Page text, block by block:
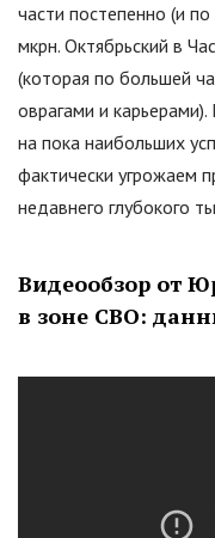
части постепенно (и
мкрн. Октябрьский в
(которая по большей
оврагами и
на пока наибольших
фактически угрожаем
недавнего глубокого
Видеообзор от
в зоне СВО: